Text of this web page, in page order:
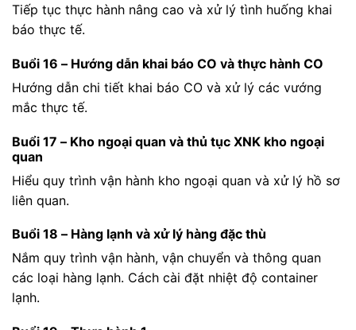
Tiếp tục thực hành nâng cao và xử lý tình huống khai
báo thực tế.
Buổi 16 – Hướng dẫn khai báo CO và thực hành CO
Hướng dẫn chi tiết khai báo CO và xử lý các vướng
mắc thực tế.
Buổi 17 – Kho ngoại quan và thủ tục XNK kho ngoại
quan
Hiểu quy trình vận hành kho ngoại quan và xử lý hồ sơ
liên quan.
Buổi 18 – Hàng lạnh và xử lý hàng đặc thù
Nắm quy trình vận hành, vận chuyển và thông quan
các loại hàng lạnh. Cách cài đặt nhiệt độ container
lạnh.